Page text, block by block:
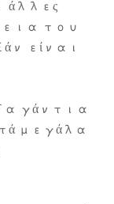
άλλες
του
είναι
γάντια
μεγάλα